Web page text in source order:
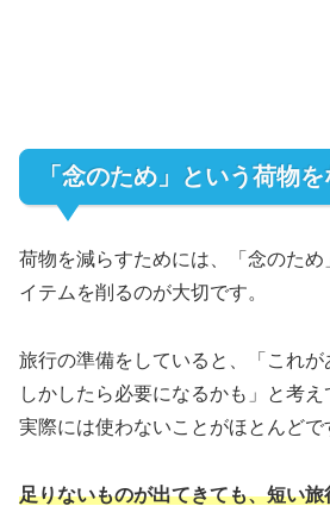
「念のため」という荷物
荷物を減らすためには、「念のた
イテムを削るのが大切です。
旅行の準備をしていると、「これ
しかしたら必要になるかも」と考え
実際には使わないことがほとんどで
足りないものが出てきても、短い